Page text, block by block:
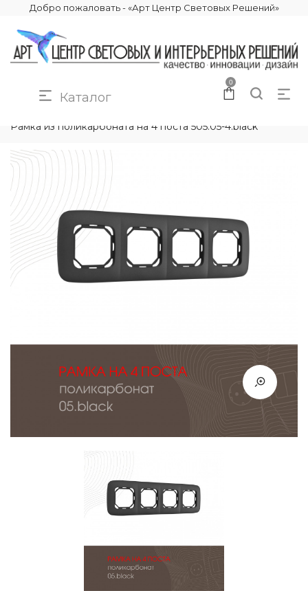
Добро пожаловать - «Арт Центр Световых Решений»
Каталог
0
Рамка из поликарбоната на 4 поста 505.05-4.black